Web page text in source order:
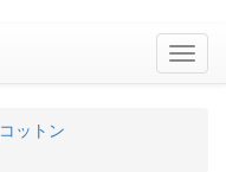
コットン